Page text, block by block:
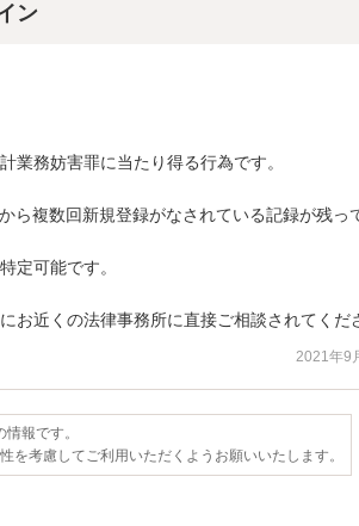
ン
業務妨害罪に当たり得る行為です。
ら複数回新規登録がなされている記録が残っ
定可能です。
お近くの法律事務所に直接ご相談されてくだ
2021年9
報です。
を考慮してご利用いただくようお願いいたします。